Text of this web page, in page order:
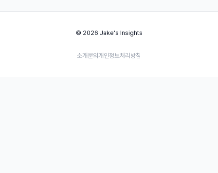
© 2026 Jake's Insights
소개문의개인정보처리방침